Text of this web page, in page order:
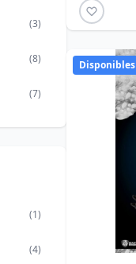
(3)
(8)
(7)
(1)
(4)
Disponibles